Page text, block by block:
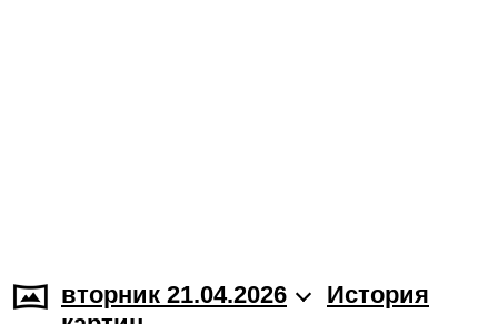
вторник 21.04.2026
История